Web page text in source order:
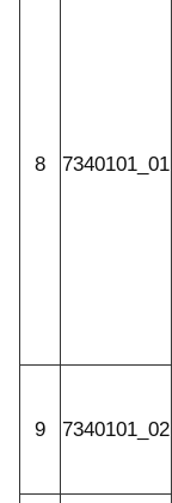
8 7340101_01
9 7340101_02